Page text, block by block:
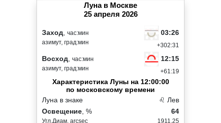
Луна в Москве
25 апреля 2026
Заход час:мин
азимут, град:мин
03:26
+302:31
Восход час:мин
азимут, град:мин
12:15
+61:19
Характеристика Луны на 12:00:00
по московскому времени
Луна в знаке
♌ Лев
Освещение , %
Угл.Диам, arcsec
64
1911.25